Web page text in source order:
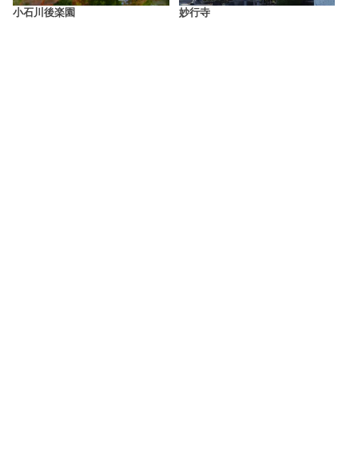
小石川後楽園 妙行寺